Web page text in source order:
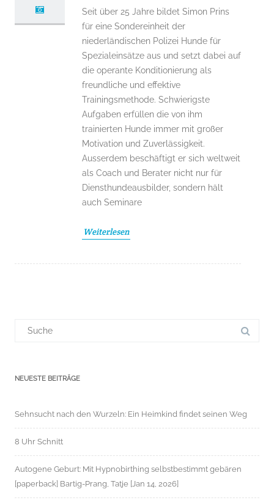
Seit über 25 Jahre bildet Simon Prins
für eine Sondereinheit der
niederländischen Polizei Hunde für
Spezialeinsätze aus und setzt dabei auf
die operante Konditionierung als
freundliche und effektive
Trainingsmethode. Schwierigste
Aufgaben erfüllen die von ihm
trainierten Hunde immer mit großer
Motivation und Zuverlässigkeit.
Ausserdem beschäftigt er sich weltweit
als Coach und Berater nicht nur für
Diensthundeausbilder, sondern hält
auch Seminare
Weiterlesen
NEUESTE BEITRÄGE
Sehnsucht nach den Wurzeln: Ein Heimkind findet seinen Weg
8 Uhr Schnitt
Autogene Geburt: Mit Hypnobirthing selbstbestimmt gebären
[paperback] Bartig-Prang, Tatje [Jan 14, 2026]